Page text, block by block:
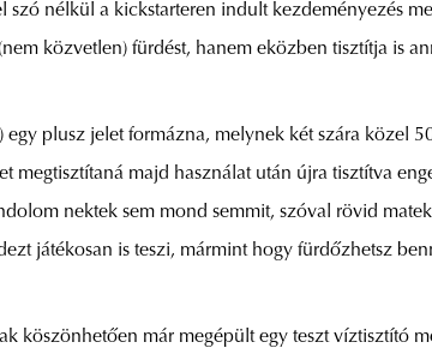
nélkül a kickstarteren indult kezdeményezés
közvetlen) fürdést, hanem eközben tisztítja is
plusz jelet formázna, melynek két szára közel
megtisztítaná majd használat után újra tisztítva
nektek sem mond semmit, szóval rövid
játékosan is teszi, mármint hogy fürdőzhetsz
köszönhetően már megépült egy teszt víztisztító